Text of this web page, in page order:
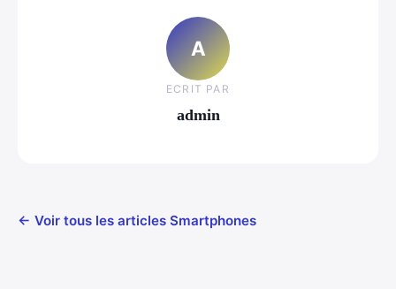
A
ECRIT PAR
admin
← Voir tous les articles Smartphones